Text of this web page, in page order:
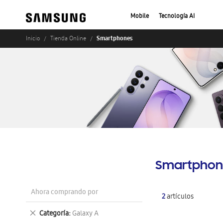
Mobile Tecnología AI
Inicio Tienda Online Smartphones
2artículos
Ahora comprando por
Categoría Galaxy A
Eliminar